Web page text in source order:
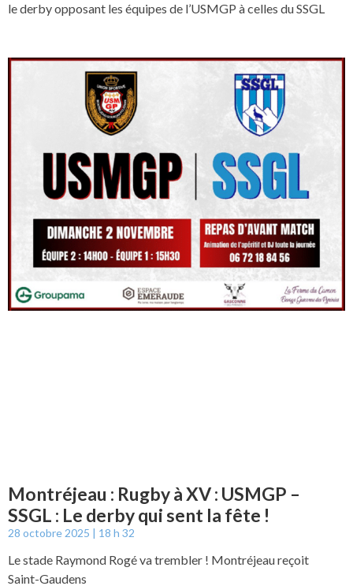
le derby opposant les équipes de l’USMGP à celles du SSGL
Montréjeau : Rugby à XV : USMGP –
SSGL : Le derby qui sent la fête !
28 octobre 2025 18 h 32
Le stade Raymond Rogé va trembler ! Montréjeau reçoit
Saint-Gaudens